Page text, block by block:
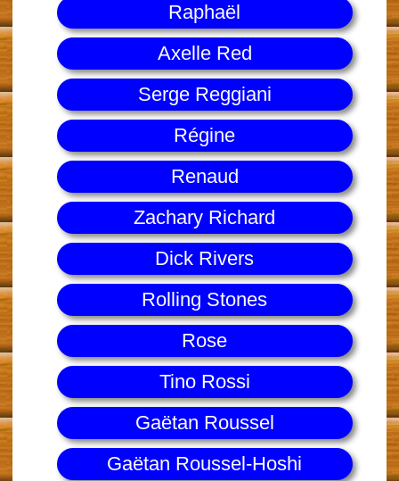
Raphaël
Axelle Red
Serge Reggiani
Régine
Renaud
Zachary Richard
Dick Rivers
Rolling Stones
Rose
Tino Rossi
Gaëtan Roussel
Gaëtan Roussel-Hoshi